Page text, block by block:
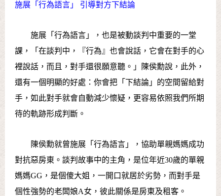
施展「行為語言」 引導對方下結論
施展「行為語言」，也是被動談判中重要的一堂
課，「在談判中，『行為』也會說話，它會在對手的心
裡說話，而且，對手還很願意聽。」陳侯勳說，此外，
還有一個明顯的好處：你會把「下結論」的空間留給對
手，如此對手就會自動減少懷疑，更容易依照我們所期
待的軌跡形成判斷。
陳侯勳就曾施展「行為語言」，協助單親媽媽成功
對抗惡房東。談判故事中的主角，是位年近30歲的單親
媽媽GG，是個傻大姐，一開口就居於劣勢，而對手是
個性強勢的老闆娘A女，彼此關係是房東及租客。